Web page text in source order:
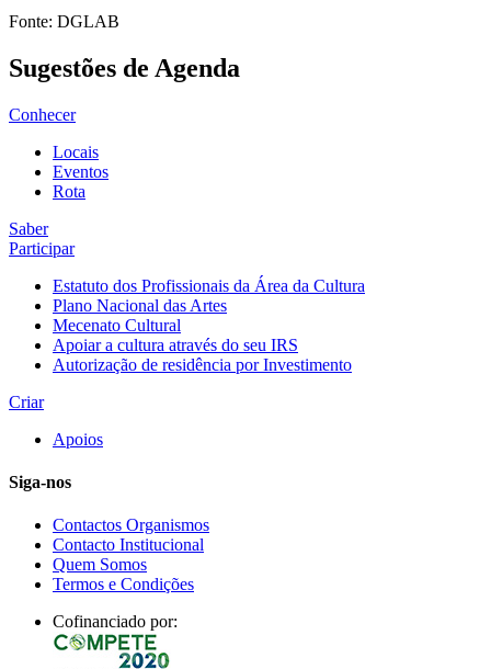
Fonte: DGLAB
Sugestões de Agenda
Conhecer
Locais
Eventos
Rota
Saber
Participar
Estatuto dos Profissionais da Área da Cultura
Plano Nacional das Artes
Mecenato Cultural
Apoiar a cultura através do seu IRS
Autorização de residência por Investimento
Criar
Apoios
Siga-nos
Contactos Organismos
Contacto Institucional
Quem Somos
Termos e Condições
Cofinanciado por: